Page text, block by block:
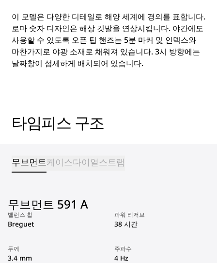
이 모델은 다양한 디테일로 해양 세계에 경의를 표합니다.
로마 숫자 디자인은 해상 깃발을 연상시킵니다. 야간에도
사용할 수 있도록 오픈 팁 핸즈는 5분 마커 및 인덱스와
마찬가지로 야광 소재로 채워져 있습니다. 3시 방향에는
날짜창이 섬세하게 배치되어 있습니다.
타임피스 구조
무브먼트케이스다이얼스트랩
무브먼트 591 A
밸런스 휠
Breguet
파워 리저브
38 시간
두께
3.4 mm
주파수
4 Hz